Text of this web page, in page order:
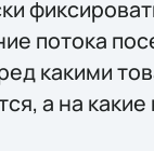
потока
какими
а на